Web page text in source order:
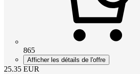
865
Afficher les détails de l'offre
25.35 EUR